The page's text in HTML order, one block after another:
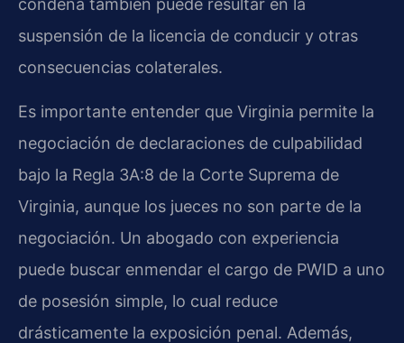
suspensión de la licencia de conducir y otras
consecuencias colaterales.
Es importante entender que Virginia permite la
negociación de declaraciones de culpabilidad
bajo la Regla 3A:8 de la Corte Suprema de
Virginia, aunque los jueces no son parte de la
negociación. Un abogado con experiencia
puede buscar enmendar el cargo de PWID a uno
de posesión simple, lo cual reduce
drásticamente la exposición penal. Además,